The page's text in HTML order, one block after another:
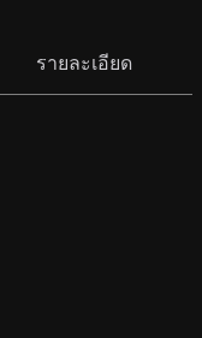
รายละเอียด